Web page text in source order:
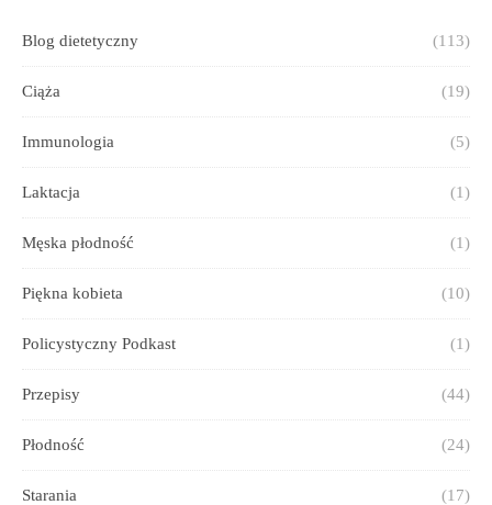
Blog dietetyczny (113)
Ciąża (19)
Immunologia (5)
Laktacja (1)
Męska płodność (1)
Piękna kobieta (10)
Policystyczny Podkast (1)
Przepisy (44)
Płodność (24)
Starania (17)